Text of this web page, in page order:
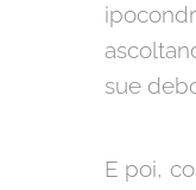
sue
E poi,